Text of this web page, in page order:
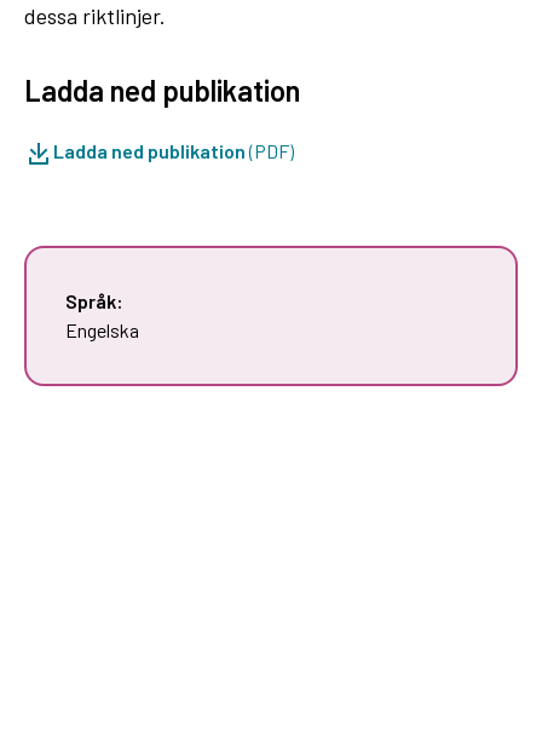
dessa riktlinjer.
Ladda ned publikation
Ladda ned publikation(PDF)
Språk:
Engelska